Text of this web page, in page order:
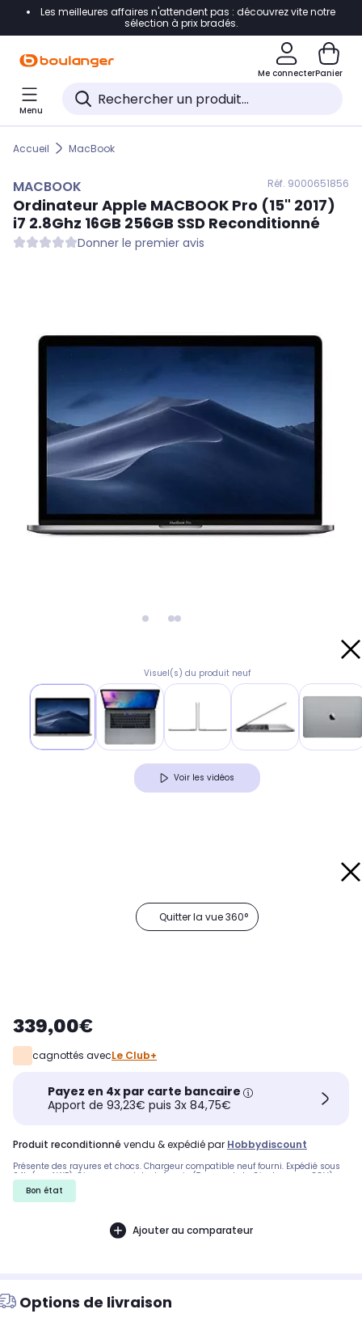
Accéder directement à la navigation
Accéder directement au pied de page
Accéder directement au chatbot
Les meilleures affaires n'attendent pas : découvrez vite notre
sélection à prix bradés.
Me connecterPanier
Menu
Accueil MacBook
MACBOOK Réf. 9000651856
Ordinateur Apple MACBOOK Pro (15" 2017)
i7 2.8Ghz 16GB 256GB SSD Reconditionné
Donner le premier avis
Visuel(s) du produit neuf
Voir les vidéos
Quitter la vue 360°
339,00€
cagnottés avecLe Club+
Payez en 4x par carte bancaire
Apport de 93,23€ puis 3x 84,75€
produit reconditionné vendu & expédié par Hobbydiscount
Présente des rayures et chocs. Chargeur compatible neuf fourni. Expédié sous
24h (sauf WE). Gie commerciale de 1 mois (Termes de la Gie dans nos CGV)..
Bon état
Ajouter au comparateur
Options de livraison